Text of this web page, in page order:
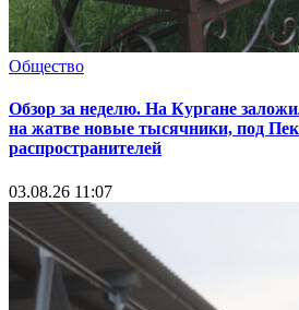
Общество
Обзор за неделю. На Кургане
на жатве новые тысячники, под
распространителей
03.08.26 11:07